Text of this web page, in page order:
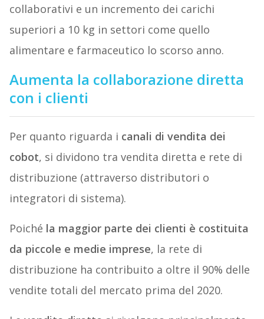
collaborativi e un incremento dei carichi
superiori a 10 kg in settori come quello
alimentare e farmaceutico lo scorso anno.
Aumenta la collaborazione diretta
con i clienti
Per quanto riguarda i canali di vendita dei
cobot, si dividono tra vendita diretta e rete di
distribuzione (attraverso distributori o
integratori di sistema).
Poiché la maggior parte dei clienti è costituita
da piccole e medie imprese, la rete di
distribuzione ha contribuito a oltre il 90% delle
vendite totali del mercato prima del 2020.